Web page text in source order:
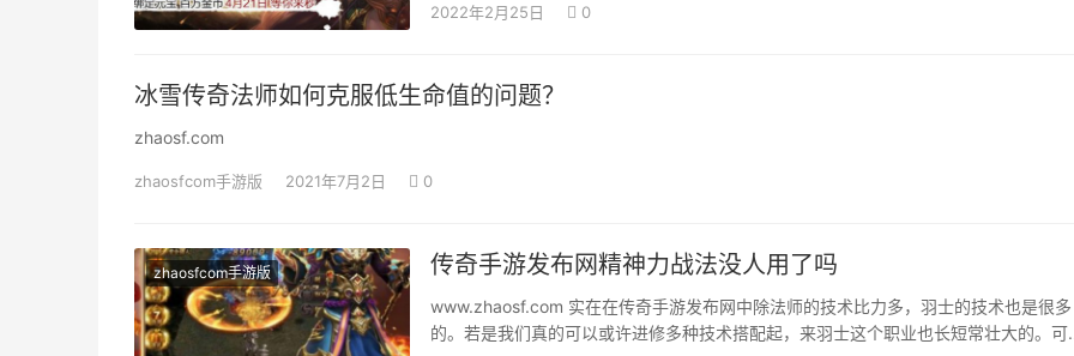
2022年2月25日 0
冰雪传奇法师如何克服低生命值的问题？
zhaosf.com
zhaosfcom手游版 2021年7月2日 0
zhaosfcom手游版 传奇手游发布网精神力战法没人用了吗
www.zhaosf.com 实在在传奇手游发布网中除法师的技术比力多，羽士的技术也是很多
的。若是我们真的可以或许进修多种技术搭配起，来羽士这个职业也长短常壮大的。可